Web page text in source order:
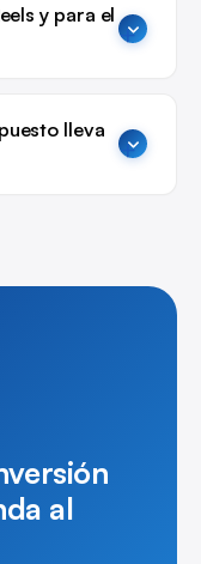
y para el
lleva
al